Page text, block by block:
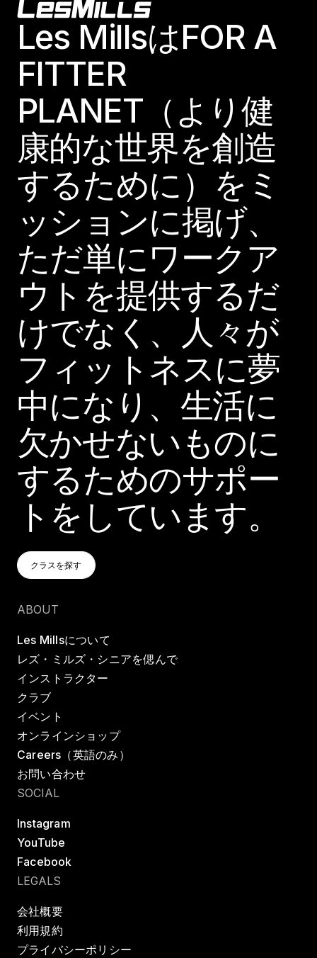
Footer
Les MillsはFOR A
FITTER
PLANET（より健
康的な世界を創造
するために）をミ
ッションに掲げ、
ただ単にワークア
ウトを提供するだ
けでなく、人々が
フィットネスに夢
中になり、生活に
欠かせないものに
するためのサポー
トをしています。
クラスを探す
クラスを探す
ABOUT
Les Millsについて
レズ・ミルズ・シニアを偲んで
インストラクター
クラブ
イベント
オンラインショップ
Careers（英語のみ）
お問い合わせ
SOCIAL
Instagram
YouTube
Facebook
LEGALS
会社概要
利用規約
プライバシーポリシー